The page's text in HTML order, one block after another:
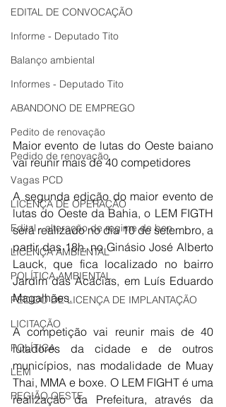
EDITAL DE CONVOCAÇÃO
Informe - Deputado Tito
Balanço ambiental
Informes - Deputado Tito
ABANDONO DE EMPREGO
Pedito de renovação
Pedido de renovação
Vagas PCD
LICENÇA DE OPERAÇÃO
Edital - alteração de regime de ben
LICENÇA AMBIENTAL
POLÍTICA AMBIENTAL
PEDIDO DE LICENÇA DE IMPLANTAÇÃO
LICITAÇÃO
POLÍTICA
LEM
REGIÃO OESTE
Maior evento de lutas do Oeste baiano
vai reunir mais de 40 competidores
A segunda edição do maior evento de
lutas do Oeste da Bahia, o LEM FIGTH
será realizado no dia 10 de setembro, a
partir das 18h, no Ginásio José Alberto
Lauck, que fica localizado no bairro
Jardim das Acácias, em Luís Eduardo
Magalhães.
A competição vai reunir mais de 40
lutadores da cidade e de outros
municípios, nas modalidade de Muay
Thai, MMA e boxe. O LEM FIGHT é uma
realização da Prefeitura, através da